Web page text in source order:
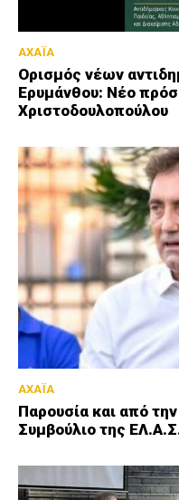
ΑΧΑΪΑ
Ορισμός νέων
Ερυμάνθου: Νέο
Χριστοδουλοπούλου
ΑΧΑΪΑ
Παρουσία και από
Συμβούλιο της